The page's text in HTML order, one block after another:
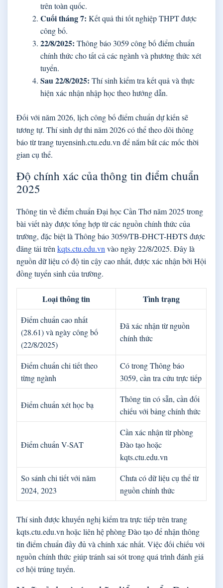
trên toàn quốc.
Cuối tháng 7: Kết quả thi tốt nghiệp THPT được
công bố.
22/8/2025: Thông báo 3059 công bố điểm chuẩn
chính thức cho tất cả các ngành và phương thức xét
tuyển.
Sau 22/8/2025: Thí sinh kiểm tra kết quả và thực
hiện xác nhận nhập học theo hướng dẫn.
Đối với năm 2026, lịch công bố điểm chuẩn dự kiến sẽ
tương tự. Thí sinh dự thi năm 2026 có thể theo dõi thông
báo từ trang tuyensinh.ctu.edu.vn để nắm bắt các mốc thời
gian cụ thể.
Độ chính xác của thông tin điểm chuẩn
2025
Thông tin về điểm chuẩn Đại học Cần Thơ năm 2025 trong
bài viết này được tổng hợp từ các nguồn chính thức của
trường, đặc biệt là Thông báo 3059/TB-ĐHCT-HĐTS được
đăng tải trên kqts.ctu.edu.vn vào ngày 22/8/2025. Đây là
nguồn dữ liệu có độ tin cậy cao nhất, được xác nhận bởi Hội
đồng tuyển sinh của trường.
Loại thông tin Tình trạng
Điểm chuẩn cao nhất
(28.61) và ngày công bố
(22/8/2025)
Đã xác nhận từ nguồn
chính thức
Điểm chuẩn chi tiết theo
từng ngành
Có trong Thông báo
3059, cần tra cứu trực tiếp
Điểm chuẩn xét học bạ
Thông tin có sẵn, cần đối
chiếu với bảng chính thức
Điểm chuẩn V-SAT
Cần xác nhận từ phòng
Đào tạo hoặc
kqts.ctu.edu.vn
So sánh chi tiết với năm
2024, 2023
Chưa có dữ liệu cụ thể từ
nguồn chính thức
Thí sinh được khuyến nghị kiểm tra trực tiếp trên trang
kqts.ctu.edu.vn hoặc liên hệ phòng Đào tạo để nhận thông
tin điểm chuẩn đầy đủ và chính xác nhất. Việc đối chiếu với
nguồn chính thức giúp tránh sai sót trong quá trình đánh giá
cơ hội trúng tuyển.